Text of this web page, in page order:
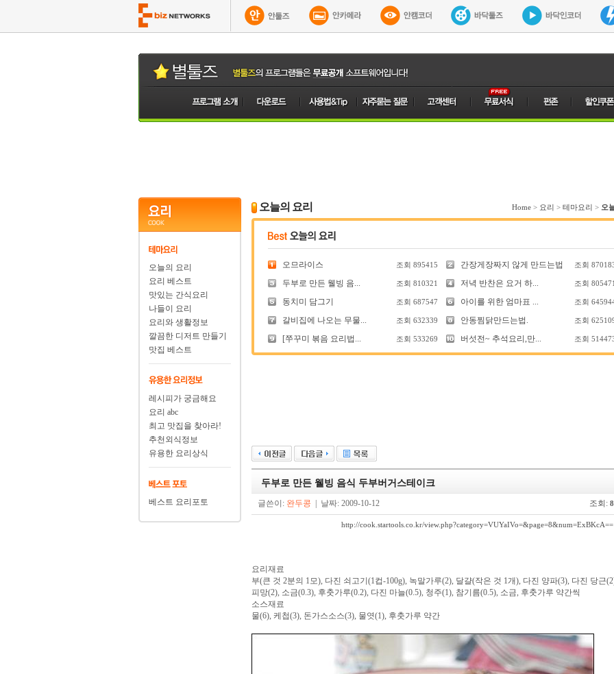
오늘의 요리
요리 베스트
맛있는 간식요리
나들이 요리
요리와 생활정보
깔끔한 디저트 만들기
맛집 베스트
레시피가 궁금해요
요리 abc
최고 맛집을 찾아라!
추천외식정보
유용한 요리상식
베스트 요리포토
오늘의 요리 Home > 요리 > 테마요리 > 오
오므라이스 조회 895415 간장게장짜지 않게 만드는법 조회
두부로 만든 웰빙 음... 조회 810321 저녁 반찬은 요거 하... 조회 805471
동치미 담그기 조회 687547 아이를 위한 엄마표 ... 조회
갈비집에 나오는 무물... 조회 632339 안동찜닭만드는법. 조회
[쭈꾸미 볶음 요리법... 조회 533269 버섯전~ 추석요리,만... 조회
두부로 만든 웰빙 음식 두부버거스테이크
글쓴이: 완두콩 | 날짜: 2009-10-12 조회:
http://cook.startools.co.kr/view.php?category=VUYaIVo=&page=8&num=ExBKcA==
요리재료
부(큰 것 2분의 1모), 다진 쇠고기(1컵-100g), 녹말가루(2), 달걀(작은 것 1개), 다진 양파(3), 다진 당근
피망(2), 소금(0.3), 후춧가루(0.2), 다진 마늘(0.5), 청주(1), 참기름(0.5), 소금, 후춧가루 약간씩
소스재료
물(6), 케첩(3), 돈가스소스(3), 물엿(1), 후춧가루 약간